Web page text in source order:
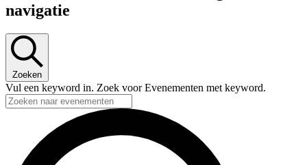
navigatie
Zoeken
Vul een keyword in. Zoek voor Evenementen met keyword.